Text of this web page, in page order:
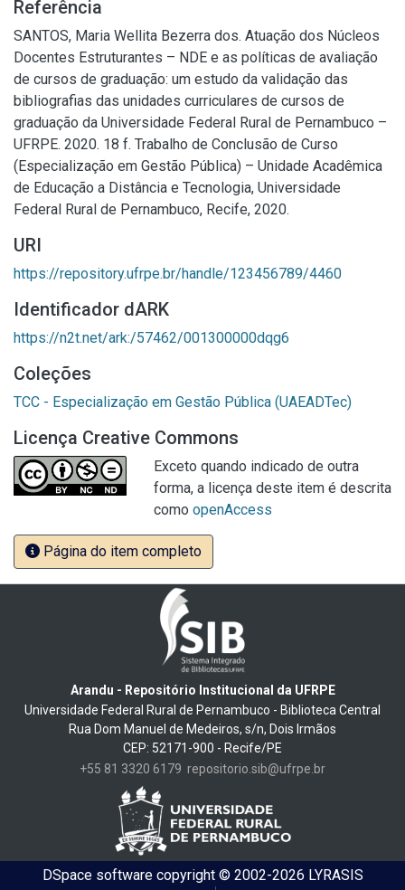
Referência
SANTOS, Maria Wellita Bezerra dos. Atuação dos Núcleos
Docentes Estruturantes – NDE e as políticas de avaliação
de cursos de graduação: um estudo da validação das
bibliografias das unidades curriculares de cursos de
graduação da Universidade Federal Rural de Pernambuco –
UFRPE. 2020. 18 f. Trabalho de Conclusão de Curso
(Especialização em Gestão Pública) – Unidade Acadêmica
de Educação a Distância e Tecnologia, Universidade
Federal Rural de Pernambuco, Recife, 2020.
URI
https://repository.ufrpe.br/handle/123456789/4460
Identificador dARK
https://n2t.net/ark:/57462/001300000dqg6
Coleções
TCC - Especialização em Gestão Pública (UAEADTec)
Licença Creative Commons
Exceto quando indicado de outra
forma, a licença deste item é descrita
como openAccess
Página do item completo
Arandu - Repositório Institucional da UFRPE
Universidade Federal Rural de Pernambuco - Biblioteca Central
Rua Dom Manuel de Medeiros, s/n, Dois Irmãos
CEP: 52171-900 - Recife/PE
+55 81 3320 6179 repositorio.sib@ufrpe.br
DSpace softwarecopyright © 2002-2026 LYRASIS